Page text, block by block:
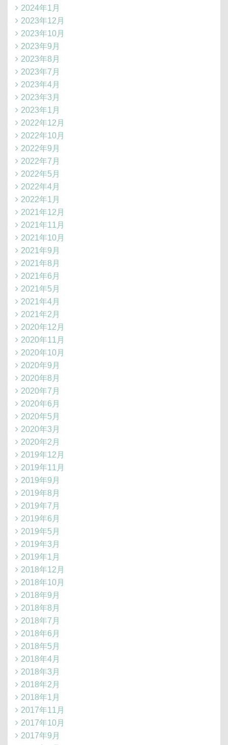
2024年1月
2023年12月
2023年10月
2023年9月
2023年8月
2023年7月
2023年4月
2023年3月
2023年1月
2022年12月
2022年10月
2022年9月
2022年7月
2022年5月
2022年4月
2022年1月
2021年12月
2021年11月
2021年10月
2021年9月
2021年8月
2021年6月
2021年5月
2021年4月
2021年2月
2020年12月
2020年11月
2020年10月
2020年9月
2020年8月
2020年7月
2020年6月
2020年5月
2020年3月
2020年2月
2019年12月
2019年11月
2019年9月
2019年8月
2019年7月
2019年6月
2019年5月
2019年3月
2019年1月
2018年12月
2018年10月
2018年9月
2018年8月
2018年7月
2018年6月
2018年5月
2018年4月
2018年3月
2018年2月
2018年1月
2017年11月
2017年10月
2017年9月